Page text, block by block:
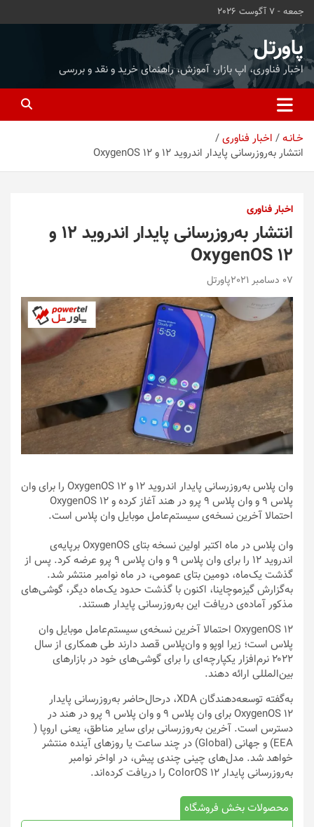
محتوا
بروید
جمعه - 7 آگوست 2026
پاورتل
اخبار فناوری، اپ بازار، آموزش، راهنمای خرید و نقد و بررسی
خـانـه
اخبار فناوری
انتشار به‌روزرسانی پایدار اندروید 12 و OxygenOS 12
اخبار فناوری
انتشار به‌روزرسانی پایدار اندروید 12 و
OxygenOS 12
07 دسامبر 2021 پاورتل
وان پلاس به‌روزرسانی پایدار اندروید ۱۲ و OxygenOS 12 را برای وان
پلاس ۹ و وان پلاس ۹ پرو در هند آغاز کرده و OxygenOS 12
احتمالا آخرین نسخه‌ی سیستم‌عامل موبایل وان پلاس است.
وان پلاس در ماه اکتبر اولین نسخه‌ بتای OxygenOS برپایه‌ی
اندروید ۱۲ را برای وان پلاس ۹ و وان پلاس ۹ پرو عرضه کرد. پس از
گذشت یک‌ماه، دومین بتای عمومی، در ماه نوامبر منتشر شد.
به‌گزارش گیزموچاینا، اکنون با گذشت حدود یک‌ماه دیگر، گوشی‌‌های
مذکور آماده‌ی دریافت این به‌روزرسانی پایدار هستند.
OxygenOS 12 احتمالا آخرین نسخه‌ی سیستم‌عامل موبایل وان
پلاس است؛ زیرا اوپو و وان‌پلاس قصد دارند طی همکاری از سال
۲۰۲۲ نرم‌افزار یکپارچه‌ای را برای گوشی‌های خود در بازارهای
بین‌المللی ارائه دهند.
به‌گفته توسعه‌دهندگان XDA، درحال‌حاضر به‌روزرسانی پایدار
OxygenOS 12 برای وان پلاس ۹ و وان پلاس ۹ پرو در هند در
دسترس است. آخرین به‌روزرسانی برای سایر مناطق، یعنی اروپا (
EEA) و جهانی (Global) در چند ساعت یا روزهای آینده منتشر
خواهد شد. مدل‌های چینی چندی پیش، در اواخر نوامبر
به‌روزرسانی پایدار ColorOS 12 را دریافت کرده‌اند.
محصولات بخش فروشگاه